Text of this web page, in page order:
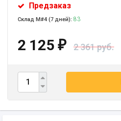
Предзаказ
Склад М#4 (7 дней): 83
2 125 ₽ 2 361 руб.